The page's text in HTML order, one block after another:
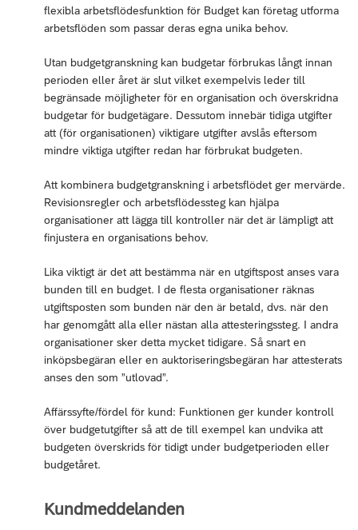
flexibla arbetsflödesfunktion för Budget kan företag utforma
arbetsflöden som passar deras egna unika behov.
Utan budgetgranskning kan budgetar förbrukas långt innan
perioden eller året är slut vilket exempelvis leder till
begränsade möjligheter för en organisation och överskridna
budgetar för budgetägare. Dessutom innebär tidiga utgifter
att (för organisationen) viktigare utgifter avslås eftersom
mindre viktiga utgifter redan har förbrukat budgeten.
Att kombinera budgetgranskning i arbetsflödet ger mervärde.
Revisionsregler och arbetsflödessteg kan hjälpa
organisationer att lägga till kontroller när det är lämpligt att
finjustera en organisations behov.
Lika viktigt är det att bestämma när en utgiftspost anses vara
bunden till en budget. I de flesta organisationer räknas
utgiftsposten som bunden när den är betald, dvs. när den
har genomgått alla eller nästan alla attesteringssteg. I andra
organisationer sker detta mycket tidigare. Så snart en
inköpsbegäran eller en auktoriseringsbegäran har attesterats
anses den som ”utlovad”.
Affärssyfte/fördel för kund: Funktionen ger kunder kontroll
över budgetutgifter så att de till exempel kan undvika att
budgeten överskrids för tidigt under budgetperioden eller
budgetåret.
Kundmeddelanden